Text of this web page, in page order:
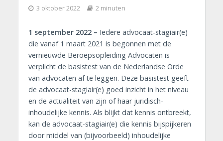
3 oktober 2022 2 minuten
1 september 2022 – Iedere advocaat-stagiair(e)
die vanaf 1 maart 2021 is begonnen met de
vernieuwde Beroepsopleiding Advocaten is
verplicht de basistest van de Nederlandse Orde
van advocaten af te leggen. Deze basistest geeft
de advocaat-stagiair(e) goed inzicht in het niveau
en de actualiteit van zijn of haar juridisch-
inhoudelijke kennis. Als blijkt dat kennis ontbreekt,
kan de advocaat-stagiair(e) die kennis bijspijkeren
door middel van (bijvoorbeeld) inhoudelijke